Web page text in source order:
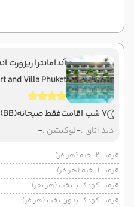
آندامانترا ریزورت
and Villa Phuket
7 شب اقامت فقط صبحانه(BB)
دید اتاق :-لوکیشن :-
قیمت 2 تخته (هرنفر)
قیمت 1 تخته (هرنفر)
قیمت کودک با تخت (هر نفر)
قیمت کودک بدون تخت (هرنفر)